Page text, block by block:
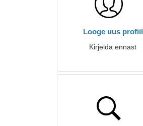
Looge uus profiil
Kirjelda ennast